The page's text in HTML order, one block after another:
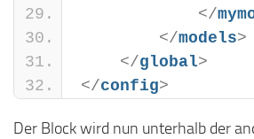
</
</models>
</global>
</config>
Der Block wird nun unterhalb der